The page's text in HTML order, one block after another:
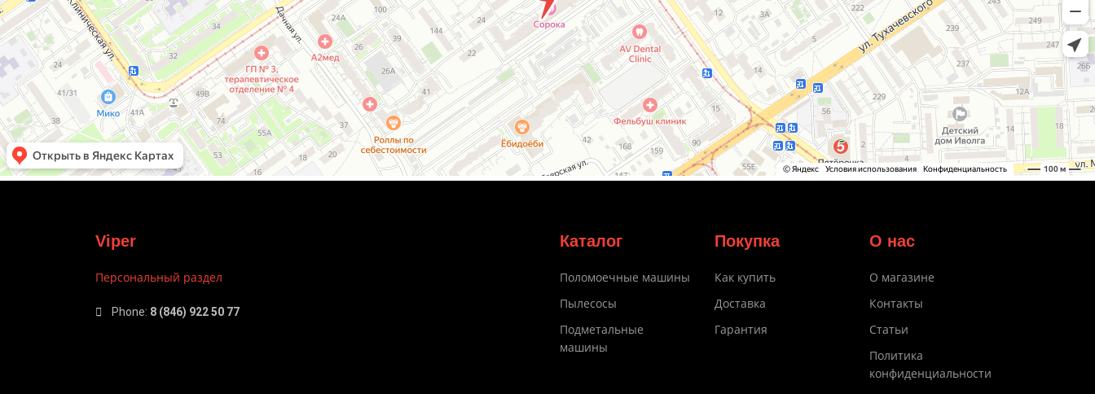
Viper
Персональный раздел
Phone: 8 (846) 922 50 77
Каталог
Поломоечные машины
Пылесосы
Подметальные
машины
Покупка
Как купить
Доставка
Гарантия
О нас
О магазине
Контакты
Статьи
Политика
конфиденциальности